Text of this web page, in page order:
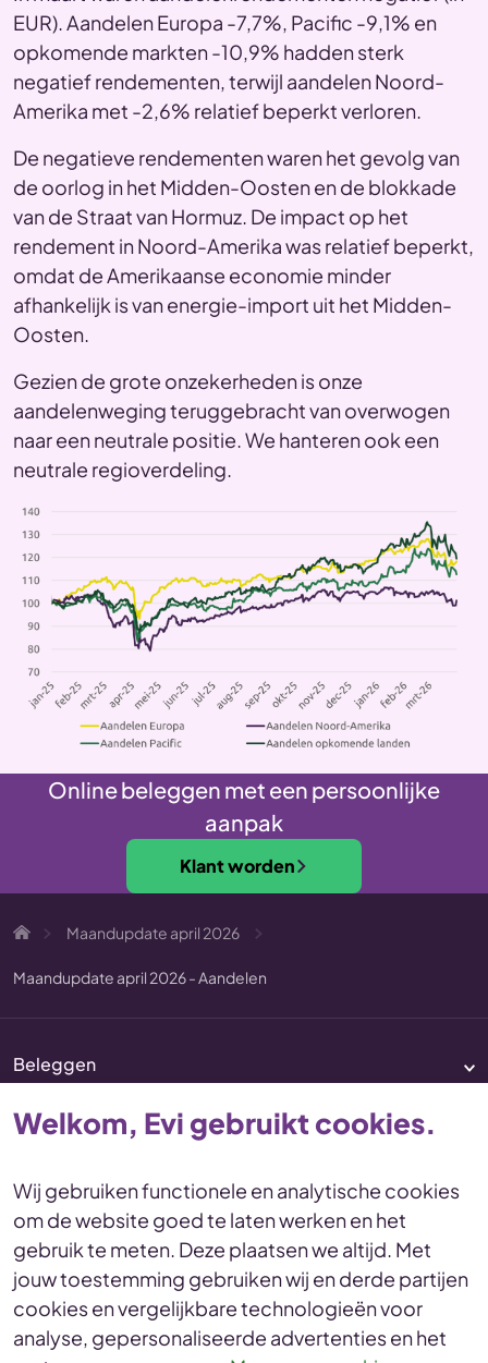
EUR). Aandelen Europa -7,7%, Pacific -9,1% en
opkomende markten -10,9% hadden sterk
negatief rendementen, terwijl aandelen Noord-
Amerika met -2,6% relatief beperkt verloren.
De negatieve rendementen waren het gevolg van
de oorlog in het Midden-Oosten en de blokkade
van de Straat van Hormuz. De impact op het
rendement in Noord-Amerika was relatief beperkt,
omdat de Amerikaanse economie minder
afhankelijk is van energie-import uit het Midden-
Oosten.
Gezien de grote onzekerheden is onze
aandelenweging teruggebracht van overwogen
naar een neutrale positie. We hanteren ook een
neutrale regioverdeling.
Online beleggen met een persoonlijke
aanpak
Klant worden
Maandupdate april 2026
Maandupdate april 2026 - Aandelen
Beleggen
Vermogenscoaching
DisclaimerVoorwaarden
Privacy en cookies Statement
Toegankelijkheid Duurzaamheid
Duurzaamheidsinformatie
Duurzaamheidsprofiel
Welkom, Evi gebruikt cookies.
Wij gebruiken functionele en analytische cookies
om de website goed te laten werken en het
gebruik te meten. Deze plaatsen we altijd. Met
jouw toestemming gebruiken wij en derde partijen
cookies en vergelijkbare technologieën voor
analyse, gepersonaliseerde advertenties en het